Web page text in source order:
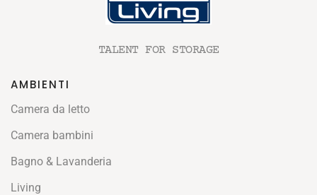
TALENT FOR STORAGE
AMBIENTI
Camera da letto
Camera bambini
Bagno & Lavanderia
Living